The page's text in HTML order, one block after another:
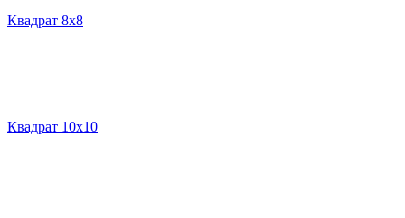
Квадрат 8х8
Квадрат 10х10